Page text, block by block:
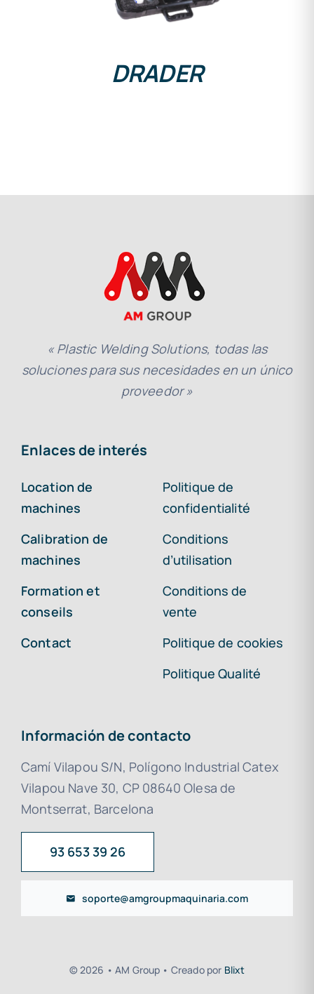
DRADER
« Plastic Welding Solutions, todas las
soluciones para sus necesidades en un único
proveedor »
Enlaces de interés
Location de
machines
Calibration de
machines
Formation et
conseils
Contact
Politique de
confidentialité
Conditions
d’utilisation
Conditions de
vente
Politique de cookies
Politique Qualité
Información de contacto
Camí Vilapou S/N, Polígono Industrial Catex
Vilapou Nave 30, CP 08640 Olesa de
Montserrat, Barcelona
93 653 39 26
soporte@amgroupmaquinaria.com
© 2026 • AM Group • Creado por Blixt